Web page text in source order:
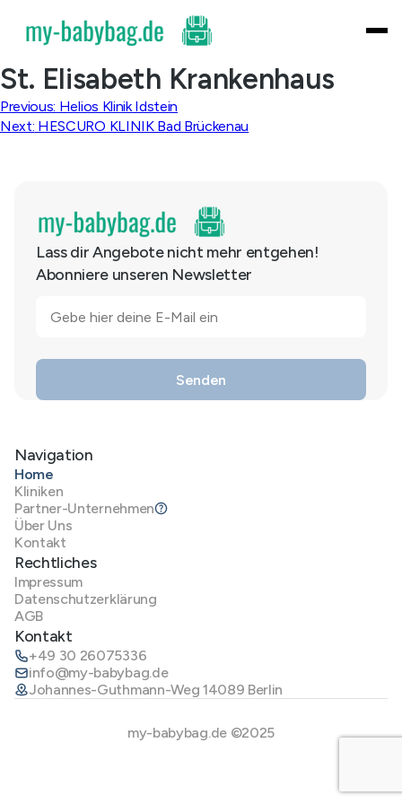
content
St. Elisabeth Krankenhaus
Beitragsnavigation
Previous: Helios Klinik Idstein
Next: HESCURO KLINIK Bad Brückenau
Lass dir Angebote nicht mehr entgehen!
Abonniere unseren Newsletter
Navigation
Home
Kliniken
Partner-Unternehmen
Über Uns
Kontakt
Rechtliches
Impressum
Datenschutzerklärung
AGB
Kontakt
+49 30 26075336
info@my-babybag.de
Johannes-Guthmann-Weg 14089 Berlin
my-babybag.de ©2025